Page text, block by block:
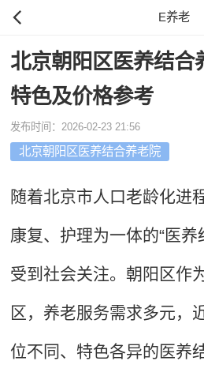
E养老
北京朝阳区医养结合
特色及价格参考
发布时间：2026-02-23 21:56
北京朝阳区医养结合养老院
随着北京市人口老龄化进
康复、护理为一体的“医养
受到社会关注。朝阳区作
区，养老服务需求多元，
位不同、特色各异的医养